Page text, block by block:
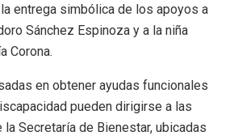
entrega simbólica de los apoyos a
Sánchez Espinoza y a la niña
Corona.
en obtener ayudas funcionales
pueden dirigirse a las
Secretaría de Bienestar, ubicadas